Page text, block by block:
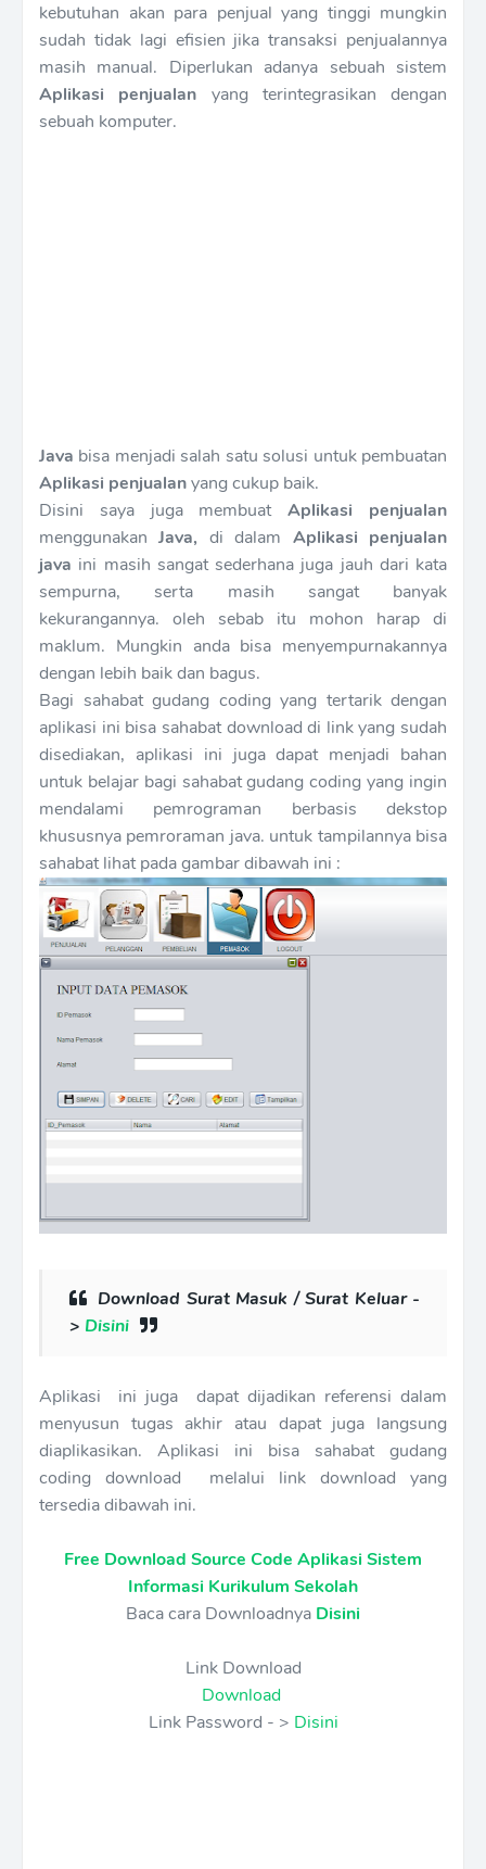
kebutuhan akan para penjual yang tinggi mungkin
sudah tidak lagi efisien jika transaksi penjualannya
masih manual. Diperlukan adanya sebuah sistem
Aplikasi penjualan yang terintegrasikan dengan
sebuah komputer.
Java bisa menjadi salah satu solusi untuk pembuatan
Aplikasi penjualanyang cukup baik.
Disini saya juga membuatAplikasi penjualan
menggunakanJava, di dalam Aplikasi penjualan
java ini masih sangat sederhana juga jauh dari kata
sempurna, serta masih sangat banyak
kekurangannya. oleh sebab itu mohon harap di
maklum. Mungkin anda bisa menyempurnakannya
dengan lebih baik dan bagus.
Bagi sahabat gudang coding yang tertarik dengan
aplikasi ini bisa sahabat download di link yang sudah
disediakan, aplikasi ini juga dapat menjadi bahan
untuk belajar bagi sahabat gudang coding yang ingin
mendalami pemrograman berbasis dekstop
khususnya pemroraman java. untuk tampilannya bisa
sahabat lihat pada gambar dibawah ini :
Download Surat Masuk / Surat Keluar -
> Disini
Aplikasi ini juga dapat dijadikan referensi dalam
menyusun tugas akhir atau dapat juga langsung
diaplikasikan. Aplikasi ini bisa sahabat gudang
coding download melalui link download yang
tersedia dibawah ini.
Free Download Source Code Aplikasi Sistem
Informasi Kurikulum Sekolah
Baca cara Downloadnya Disini
Link Download
Download
Link Password - > Disini